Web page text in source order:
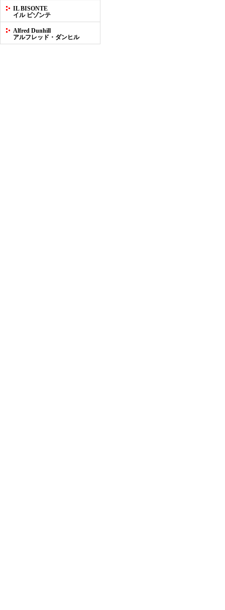
IL BISONTE
イル ビゾンテ
Alfred Dunhill
アルフレッド・ダンヒル